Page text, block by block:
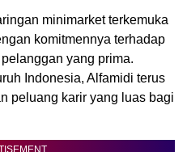
minimarket terkemuka
komitmennya terhadap
yang prima.
Indonesia, Alfamidi terus
peluang karir yang luas bagi